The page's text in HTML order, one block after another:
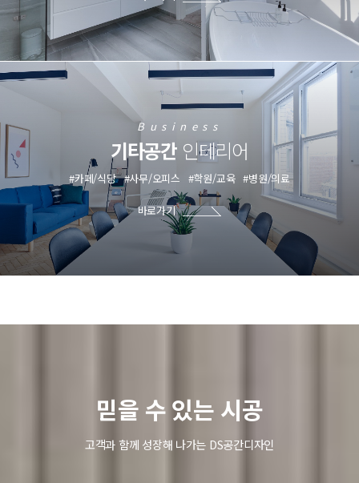
Business
기타공간 인테리어
#카페/식당 #사무/오피스 #학원/교육 #병원/의료
바로가기
믿을 수 있는 시공
고객과 함께 성장해 나가는 DS공간디자인